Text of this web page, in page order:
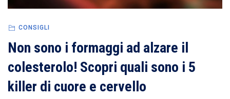
CONSIGLI
Non sono i formaggi ad alzare il
colesterolo! Scopri quali sono i 5
killer di cuore e cervello